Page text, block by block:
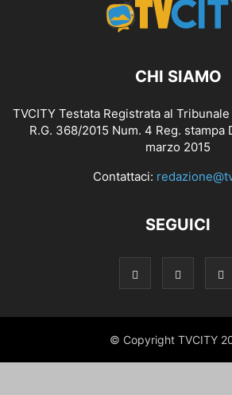
CHI SIAMO
TVCITY Testata Registrata al
R.G. 368/2015 Num. 4 Reg. stampa
marzo 2015
Contattaci:
SEGUICI
© Copyright TVCITY